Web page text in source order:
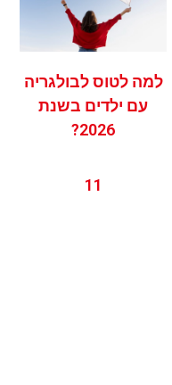
למה לטוס לבולגריה
עם ילדים בשנת
2026?
11